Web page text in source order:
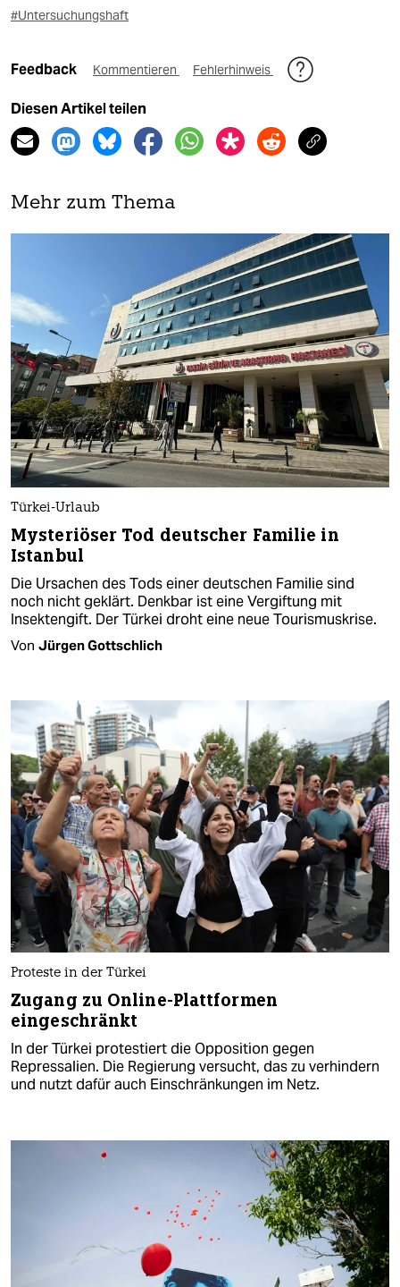
#Untersuchungshaft
Feedback Kommentieren Fehlerhinweis
Diesen Artikel teilen
Mehr zum Thema
Türkei-Urlaub
Mysteriöser Tod deutscher Familie in
Istanbul
Die Ursachen des Tods einer deutschen Familie sind
noch nicht geklärt. Denkbar ist eine Vergiftung mit
Insektengift. Der Türkei droht eine neue Tourismuskrise.
Von Jürgen Gottschlich
Proteste in der Türkei
Zugang zu Online-Plattformen
eingeschränkt
In der Türkei protestiert die Opposition gegen
Repressalien. Die Regierung versucht, das zu verhindern
und nutzt dafür auch Einschränkungen im Netz.